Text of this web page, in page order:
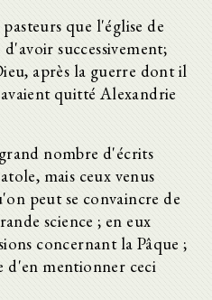
que l'église de
successivement;
après la guerre dont il
quitté Alexandrie
nombre d'écrits
mais ceux venus
peut se convaincre de
science ; en eux
concernant la Pâque ;
d'en mentionner ceci